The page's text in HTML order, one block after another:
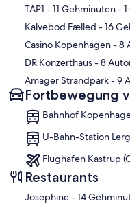
TAP1 - 11 Gehminuten-
Kalvebod Fælled - 16
Casino Kopenhagen- 8
DR Konzerthaus- 8
Amager Strandpark- 9
Fortbewegung
Bahnhof
U-Bahn-Station
Flughafen Kastrup
Restaurants
‪Josephine - ‬14